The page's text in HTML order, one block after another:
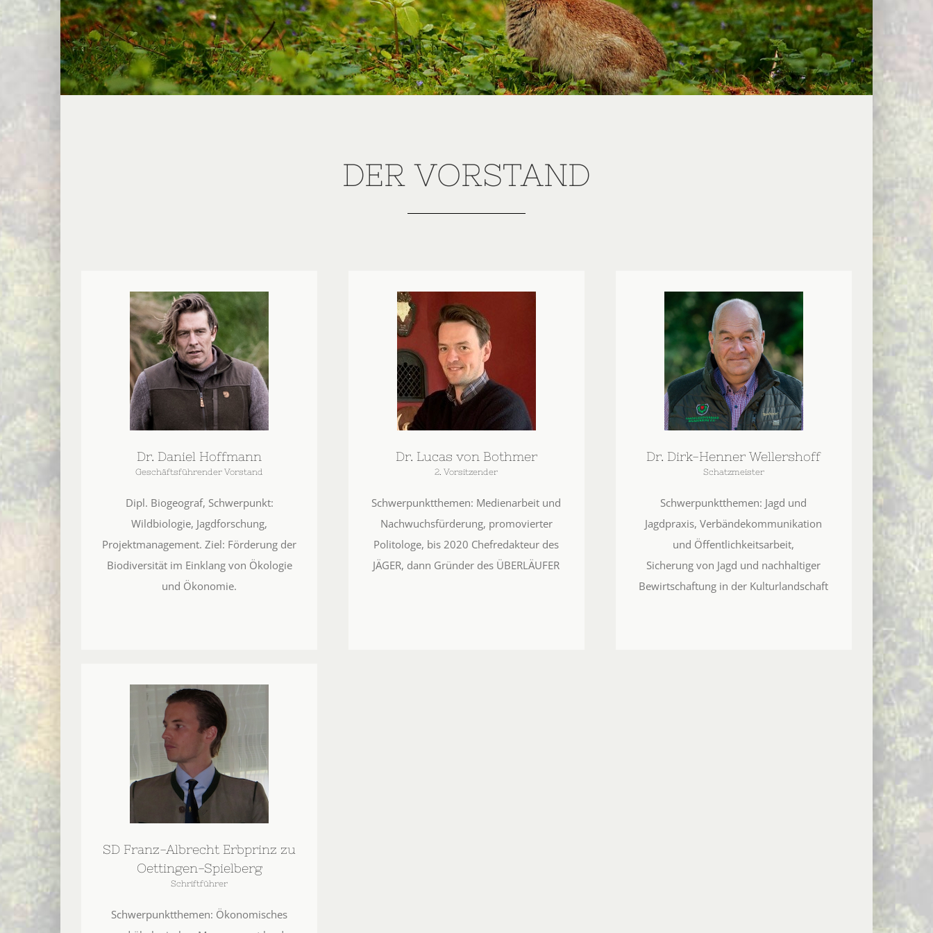
DER VORSTAND
Dr. Daniel Hoffmann
Geschäftsführender Vorstand
Dipl. Biogeograf, Schwerpunkt:
Wildbiologie, Jagdforschung,
Projektmanagement. Ziel: Förderung der
Biodiversität im Einklang von Ökologie
und Ökonomie.
Dr. Lucas von Bothmer
2. Vorsitzender
Schwerpunktthemen: Medienarbeit und
Nachwuchsfürderung, promovierter
Politologe, bis 2020 Chefredakteur des
JÄGER, dann Gründer des ÜBERLÄUFER
Dr. Dirk-Henner Wellershoff
Schatzmeister
Schwerpunktthemen: Jagd und
Jagdpraxis, Verbändekommunikation
und Öffentlichkeitsarbeit,
Sicherung von Jagd und nachhaltiger
Bewirtschaftung in der Kulturlandschaft
SD Franz-Albrecht Erbprinz zu
Oettingen-Spielberg
Schriftführer
Schwerpunktthemen: Ökonomisches